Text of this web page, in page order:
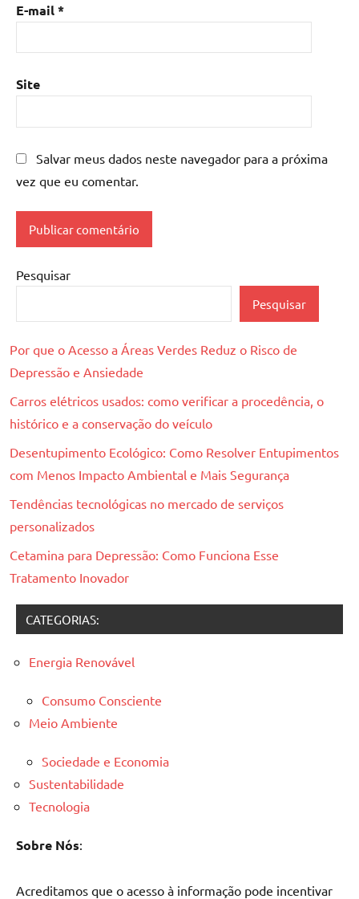
E-mail*
Site
Salvar meus dados neste navegador para a próxima
vez que eu comentar.
Pesquisar
Pesquisar
Por que o Acesso a Áreas Verdes Reduz o Risco de
Depressão e Ansiedade
Carros elétricos usados: como verificar a procedência, o
histórico e a conservação do veículo
Desentupimento Ecológico: Como Resolver Entupimentos
com Menos Impacto Ambiental e Mais Segurança
Tendências tecnológicas no mercado de serviços
personalizados
Cetamina para Depressão: Como Funciona Esse
Tratamento Inovador
CATEGORIAS:
Energia Renovável
Consumo Consciente
Meio Ambiente
Sociedade e Economia
Sustentabilidade
Tecnologia
Sobre Nós:
Acreditamos que o acesso à informação pode incentivar